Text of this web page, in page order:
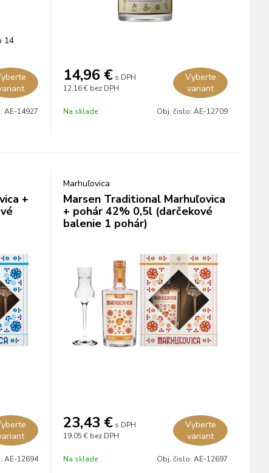
14
AE-14927
14,96 € s DPH
12,16 € bez DPH
Vyberte
variant
Na sklade Obj. čislo: AE-12709
+
AE-12694
Marhuľovica
Marsen Traditional Marhuľovica
+ pohár 42% 0,5l (darčekové
balenie 1 pohár)
23,43 € s DPH
19,05 € bez DPH
Vyberte
variant
Na sklade Obj. čislo: AE-12697